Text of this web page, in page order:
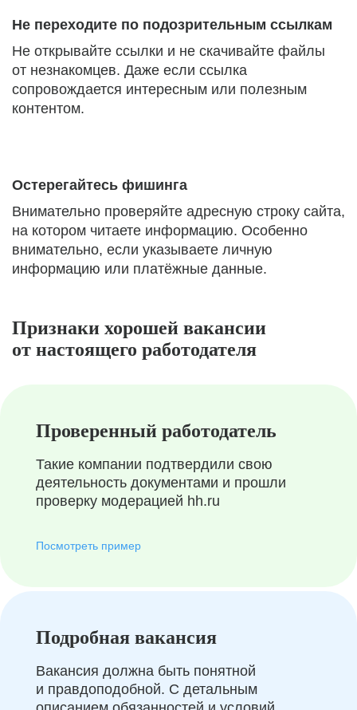
Не переходите по подозрительным ссылкам
Не открывайте ссылки и не скачивайте файлы
от незнакомцев. Даже если ссылка
сопровождается интересным или полезным
контентом.
Остерегайтесь фишинга
Внимательно проверяйте адресную строку сайта,
на котором читаете информацию. Особенно
внимательно, если указываете личную
информацию или платёжные данные.
Признаки хорошей вакансии
от настоящего работодателя
Проверенный работодатель
Такие компании подтвердили свою
деятельность документами и прошли
проверку модерацией hh.ru
Посмотреть пример
Подробная вакансия
Вакансия должна быть понятной
и правдоподобной. С детальным